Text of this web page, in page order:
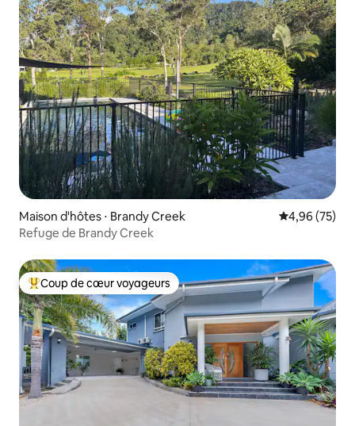
Maison d'hôtes ⋅ Brandy Creek Évaluation
4,96 (75)
Refuge de Brandy Creek
Coups de cœur voyageurs les plus appréciés
Coup de cœur voyageurs